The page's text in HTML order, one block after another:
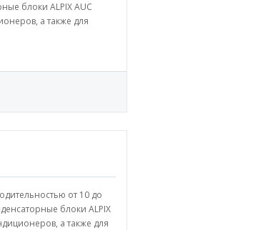
блоки ALPIX AUC
а также для
от 10 до
блоки ALPIX
а также для